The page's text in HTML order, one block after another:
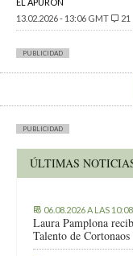
EL APURÓN
13.02.2026 - 13:06 GMT
21
PUBLICIDAD
PUBLICIDAD
ÚLTIMAS
06.08.2026 A LAS
Laura Pamplona
Talento de